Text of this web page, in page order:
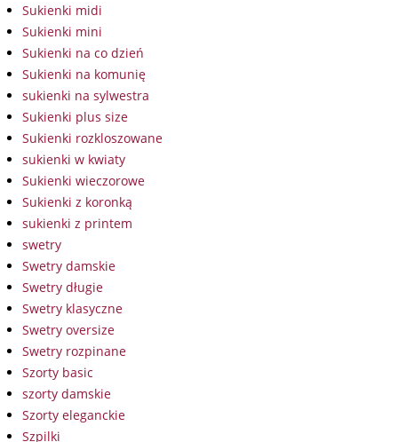
Sukienki midi
Sukienki mini
Sukienki na co dzień
Sukienki na komunię
sukienki na sylwestra
Sukienki plus size
Sukienki rozkloszowane
sukienki w kwiaty
Sukienki wieczorowe
Sukienki z koronką
sukienki z printem
swetry
Swetry damskie
Swetry długie
Swetry klasyczne
Swetry oversize
Swetry rozpinane
Szorty basic
szorty damskie
Szorty eleganckie
Szpilki